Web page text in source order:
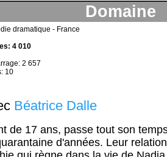
Domaine
dramatique - France
4 010
2 657
10
Béatrice Dalle
de 17 ans, passe tout son
d'années. Leur